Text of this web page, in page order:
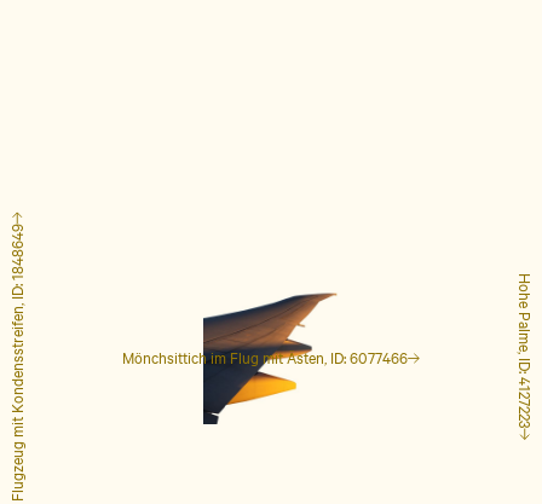
Mönchsittich im Flug mit Ästen, ID: 6077466 Hohe Palme, ID: 4127223
Flugzeug mit Kondensstreifen, ID: 1848649